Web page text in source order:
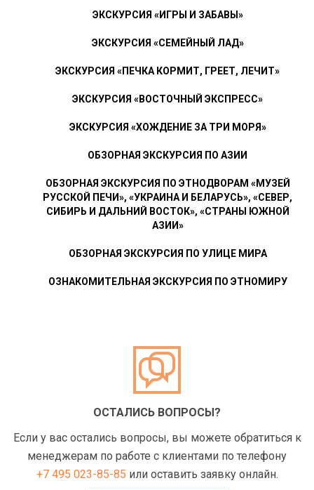
ЭКСКУРСИЯ «ИГРЫ И ЗАБАВЫ»
ЭКСКУРСИЯ «СЕМЕЙНЫЙ ЛАД»
ЭКСКУРСИЯ «ПЕЧКА КОРМИТ, ГРЕЕТ, ЛЕЧИТ»
ЭКСКУРСИЯ «ВОСТОЧНЫЙ ЭКСПРЕСС»
ЭКСКУРСИЯ «ХОЖДЕНИЕ ЗА ТРИ МОРЯ»
ОБЗОРНАЯ ЭКСКУРСИЯ ПО АЗИИ
ОБЗОРНАЯ ЭКСКУРСИЯ ПО ЭТНОДВОРАМ «МУЗЕЙ
РУССКОЙ ПЕЧИ», «УКРАИНА И БЕЛАРУСЬ», «СЕВЕР,
СИБИРЬ И ДАЛЬНИЙ ВОСТОК», «СТРАНЫ ЮЖНОЙ
АЗИИ»
ОБЗОРНАЯ ЭКСКУРСИЯ ПО УЛИЦЕ МИРА
ОЗНАКОМИТЕЛЬНАЯ ЭКСКУРСИЯ ПО ЭТНОМИРУ
ОСТАЛИСЬ ВОПРОСЫ?
Если у вас остались вопросы, вы можете обратиться к
менеджерам по работе с клиентами по телефону
+7 495 023-85-85 или оставить заявку онлайн.